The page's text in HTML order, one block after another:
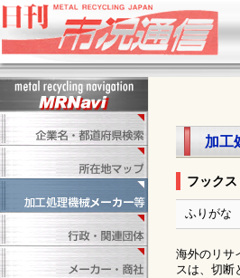
加工
フック
ふりがな
海外のリサ
スは、切断